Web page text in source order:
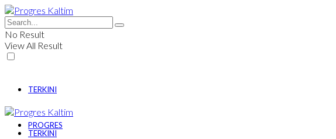
No Result
View All Result
TERKINI
PROGRES
TERKINI